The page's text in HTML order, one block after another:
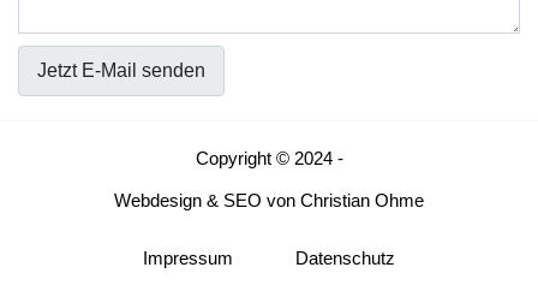
Jetzt E-Mail senden
Copyright © 2024 -
Webdesign & SEO von Christian Ohme
Impressum Datenschutz